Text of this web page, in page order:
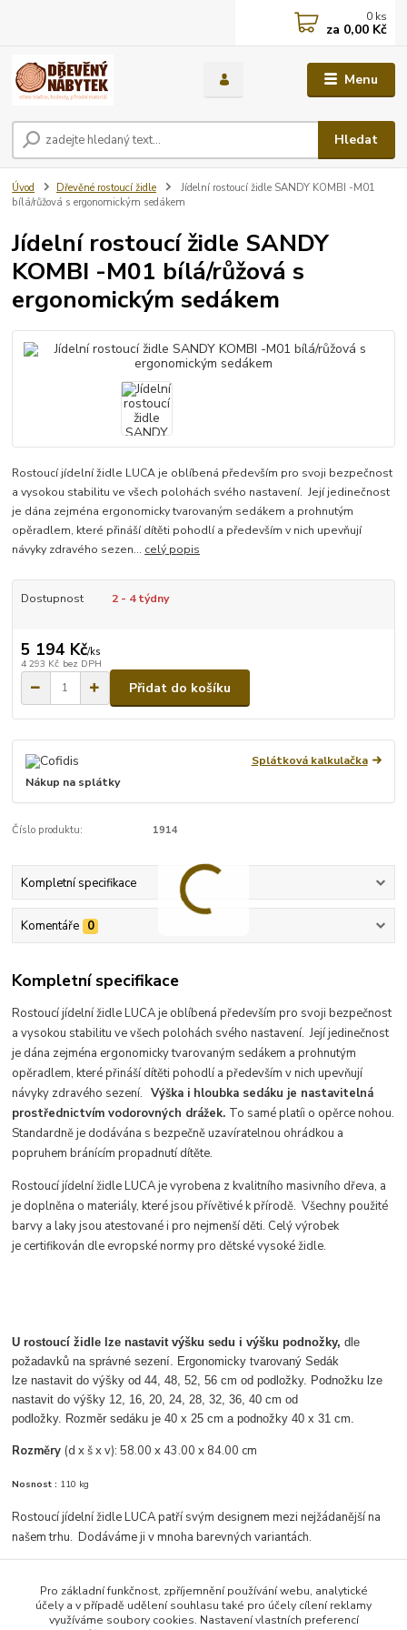
Menu
Hledat
0 ks
za 0,00 Kč
Úvod Dřevěné rostoucí židle
Jídelní rostoucí židle SANDY KOMBI -M01
bílá/růžová s ergonomickým sedákem
Jídelní rostoucí židle SANDY
KOMBI -M01 bílá/růžová s
ergonomickým sedákem
Rostoucí jídelní židle LUCA je oblíbená především pro svoji bezpečnost
a vysokou stabilitu ve všech polohách svého nastavení. Její jedinečnost
je dána zejména ergonomicky tvarovaným sedákem a prohnutým
opěradlem, které přináší dítěti pohodlí a především v nich upevňují
návyky zdravého sezen... celý popis
Dostupnost 2 - 4 týdny
5 194 Kč/ks
4 293 Kč bez DPH
Přidat do košíku
Splátková kalkulačka
Nákup na splátky
Číslo produktu: 1914
Kompletní specifikace
Komentáře 0
Kompletní specifikace
Rostoucí jídelní židle LUCA je oblíbená především pro svoji bezpečnost
a vysokou stabilitu ve všech polohách svého nastavení. Její jedinečnost
je dána zejména ergonomicky tvarovaným sedákem a prohnutým
opěradlem, které přináší dítěti pohodlí a především v nich upevňují
návyky zdravého sezení.Výška i hloubka sedáku je nastavitelná
prostřednictvím vodorovných drážek. To samé platíi o opěrce nohou.
Standardně je dodávána s bezpečně uzavíratelnou ohrádkou a
popruhem bránícím propadnutí dítěte.
Rostoucí jídelní židle LUCA je vyrobena z kvalitního masivního dřeva, a
je doplněna o materiály, které jsou přívětivé k přírodě. Všechny použité
barvy a laky jsou atestované i pro nejmenší děti. Celý výrobek
je certifikován dle evropské normy pro dětské vysoké židle.
U rostoucí židle lze nastavit výšku sedu i výšku podnožky,dle
požadavků na správné sezení. Ergonomicky tvarovaný Sedák
lze nastavit do výšky od 44, 48, 52, 56 cm od podložky. Podnožku lze
nastavit do výšky 12, 16, 20, 24, 28, 32, 36, 40 cm od
podložky. Rozměr sedáku je 40 x 25 cm a podnožky 40 x 31 cm.
Rozměry (d x š x v): 58.00 x 43.00 x 84.00 cm
Nosnost : 110 kg
Rostoucí jídelní židle LUCA patří svým designem mezi nejžádanější na
našem trhu. Dodáváme ji v mnoha barevných variantách.
Zboží zařazeno v kategoriích
Pro základní funkčnost, zpříjemnění používání webu, analytické
účely a v případě udělení souhlasu také pro účely cílení reklamy
využíváme soubory cookies. Nastavení vlastních preferencí